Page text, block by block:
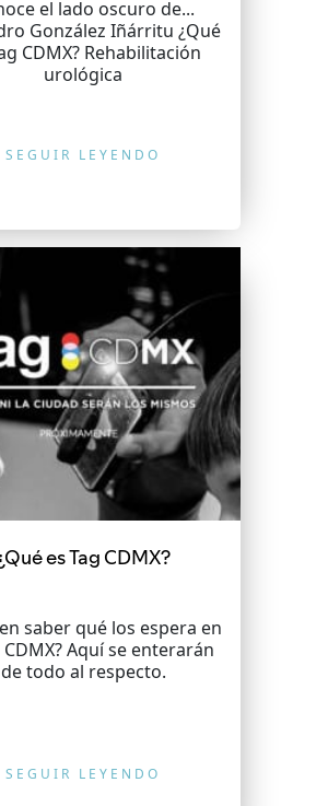
el lado oscuro de...
González Iñárritu ¿Qué
CDMX? Rehabilitación
urológica
SEGUIR LEYENDO
es Tag CDMX?
saber qué los espera en
CDMX? Aquí se enterarán
de todo al respecto.
SEGUIR LEYENDO